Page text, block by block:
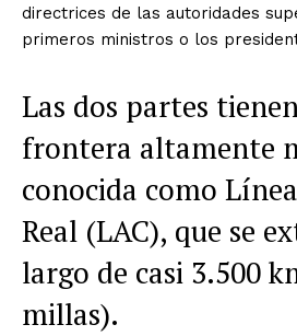
directrices de las autoridades
primeros ministros o los
Las dos partes
frontera altamente
conocida como
Real (LAC), que se
largo de casi 3.500
millas).